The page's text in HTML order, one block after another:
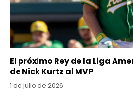
El próximo Rey de la Liga
de Nick Kurtz al MVP
1 de julio de 2026